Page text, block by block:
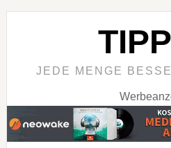
JEDE MENGE